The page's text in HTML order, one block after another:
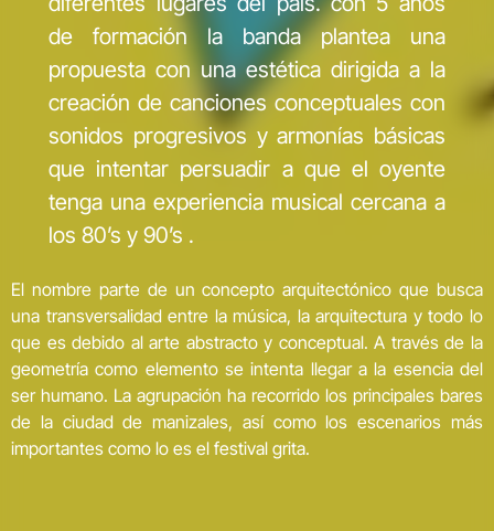
de formación la banda plantea una
propuesta con una estética dirigida a la
creación de canciones conceptuales con
sonidos progresivos y armonías básicas
que intentar persuadir a que el oyente
tenga una experiencia musical cercana a
los 80’s y 90’s .
El nombre parte de un concepto arquitectónico que busca
una transversalidad entre la música, la arquitectura y todo lo
que es debido al arte abstracto y conceptual. A través de la
geometría como elemento se intenta llegar a la esencia del
ser humano. La agrupación ha recorrido los principales bares
de la ciudad de manizales, así como los escenarios más
importantes como lo es el festival grita.